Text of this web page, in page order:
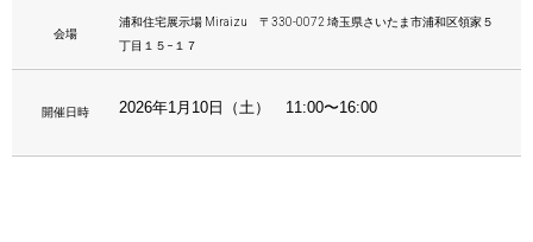
会場
浦和住宅展示場 Miraizu 〒330-0072 埼玉県さいたま市浦和区領家５
丁目１５−１７
開催日時 2026年1月10日（土） 11:00〜16:00